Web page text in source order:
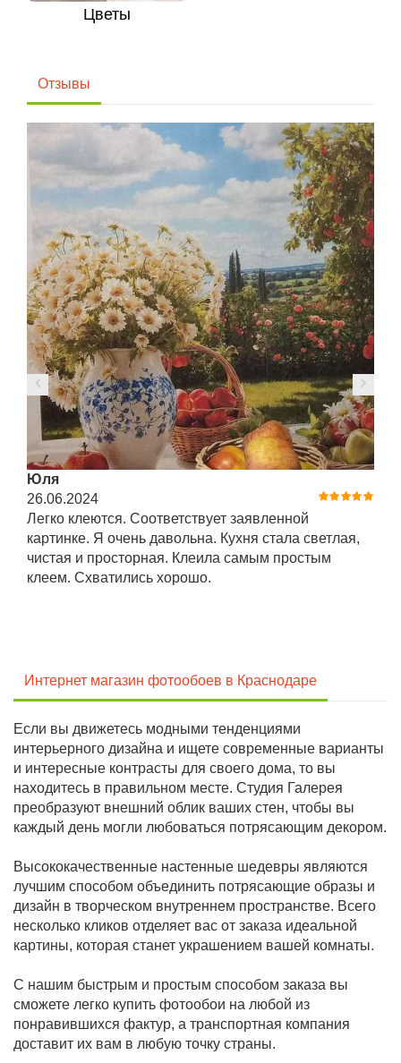
Цветы
Отзывы
Юля
26.06.2024
Легко клеются. Соответствует заявленной
картинке. Я очень давольна. Кухня стала светлая,
чистая и просторная. Клеила самым простым
клеем. Схватились хорошо.
Интернет магазин фотообоев в Краснодаре
Если вы движетесь модными тенденциями
интерьерного дизайна и ищете современные варианты
и интересные контрасты для своего дома, то вы
находитесь в правильном месте. Студия Галерея
преобразуют внешний облик ваших стен, чтобы вы
каждый день могли любоваться потрясающим декором.
Высококачественные настенные шедевры являются
лучшим способом объединить потрясающие образы и
дизайн в творческом внутреннем пространстве. Всего
несколько кликов отделяет вас от заказа идеальной
картины, которая станет украшением вашей комнаты.
С нашим быстрым и простым способом заказа вы
сможете легко купить фотообои на любой из
понравившихся фактур, а транспортная компания
доставит их вам в любую точку страны.